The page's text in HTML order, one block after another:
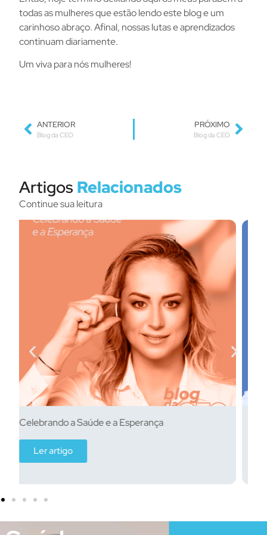
todas as mulheres que estão lendo este blog e um
carinhoso abraço. Afinal, nossas lutas e aprendizados
continuam diariamente.
Um viva para nós mulheres!
ANTERIOR
Blog da CEO
PRÓXIMO
Blog da CEO
Artigos Relacionados
Continue sua leitura
Sustentabilidade e Responsabilidade social
corporativa na área da saúde
Ler artigo